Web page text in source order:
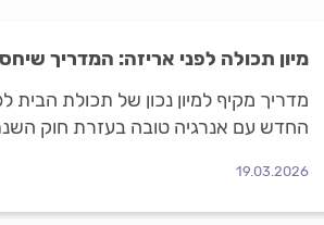
מיון תכולה לפני אריזה: המדריך
מדריך מקיף למיון נכון של תכולת
החדש עם אנרגיה טובה בעזרת חוק
19.03.2026